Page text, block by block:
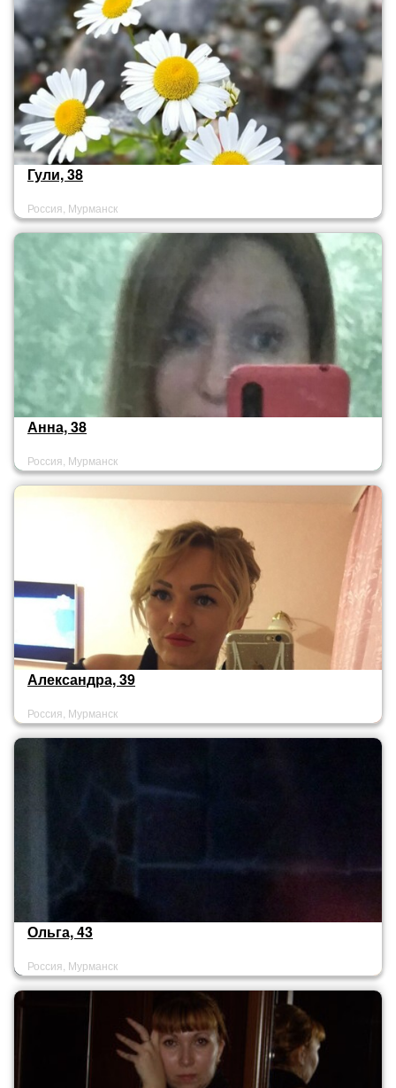
Гули, 38
Россия, Мурманск
Анна, 38
Россия, Мурманск
Александра, 39
Россия, Мурманск
Ольга, 43
Россия, Мурманск